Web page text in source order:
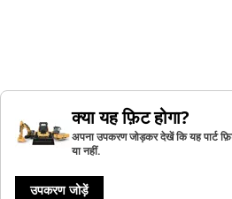
क्या यह फ़िट होगा?
अपना उपकरण जोड़कर देखें कि यह पार्ट
या नहीं.
उपकरण जोड़ें